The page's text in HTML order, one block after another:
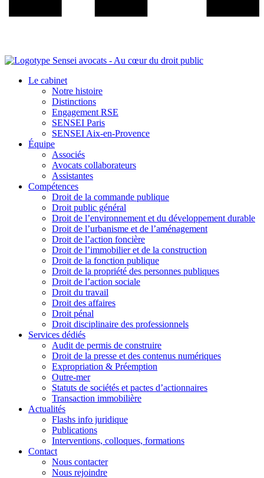
Le cabinet
Notre histoire
Distinctions
Engagement RSE
SENSEI Paris
SENSEI Aix-en-Provence
Équipe
Associés
Avocats collaborateurs
Assistantes
Compétences
Droit de la commande publique
Droit public général
Droit de l’environnement et du développement durable
Droit de l’urbanisme et de l’aménagement
Droit de l’action foncière
Droit de l’immobilier et de la construction
Droit de la fonction publique
Droit de la propriété des personnes publiques
Droit de l’action sociale
Droit du travail
Droit des affaires
Droit pénal
Droit disciplinaire des professionnels
Services dédiés
Audit de permis de construire
Droit de la presse et des contenus numériques
Expropriation & Préemption
Outre-mer
Statuts de sociétés et pactes d’actionnaires
Transaction immobilière
Actualités
Flashs info juridique
Publications
Interventions, colloques, formations
Contact
Nous contacter
Nous rejoindre